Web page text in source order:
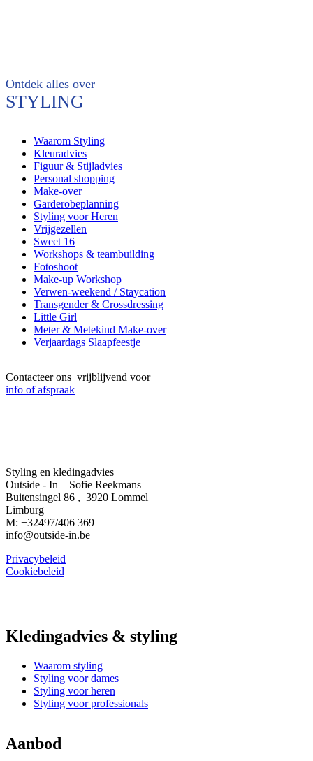
Ontdek alles over
STYLING
Waarom Styling
Kleuradvies
Figuur & Stijladvies
Personal shopping
Make-over
Garderobeplanning
Styling voor Heren
Vrijgezellen
Sweet 16
Workshops & teambuilding
Fotoshoot
Make-up Workshop
Verwen-weekend / Staycation
Transgender & Crossdressing
Little Girl
Meter & Metekind Make-over
Verjaardags Slaapfeestje
Contacteer ons vrijblijvend voor
info of afspraak
Styling en kledingadvies
Outside - In Sofie Reekmans
Buitensingel 86 , 3920 Lommel
Limburg
M: +32497/406 369
info@outside-in.be
Privacybeleid
Cookiebeleid
Kledingadvies & styling
Waarom styling
Styling voor dames
Styling voor heren
Styling voor professionals
Aanbod